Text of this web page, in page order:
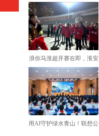
浪你马淮超开赛在即，淮安
用AI守护绿水青山！联想公